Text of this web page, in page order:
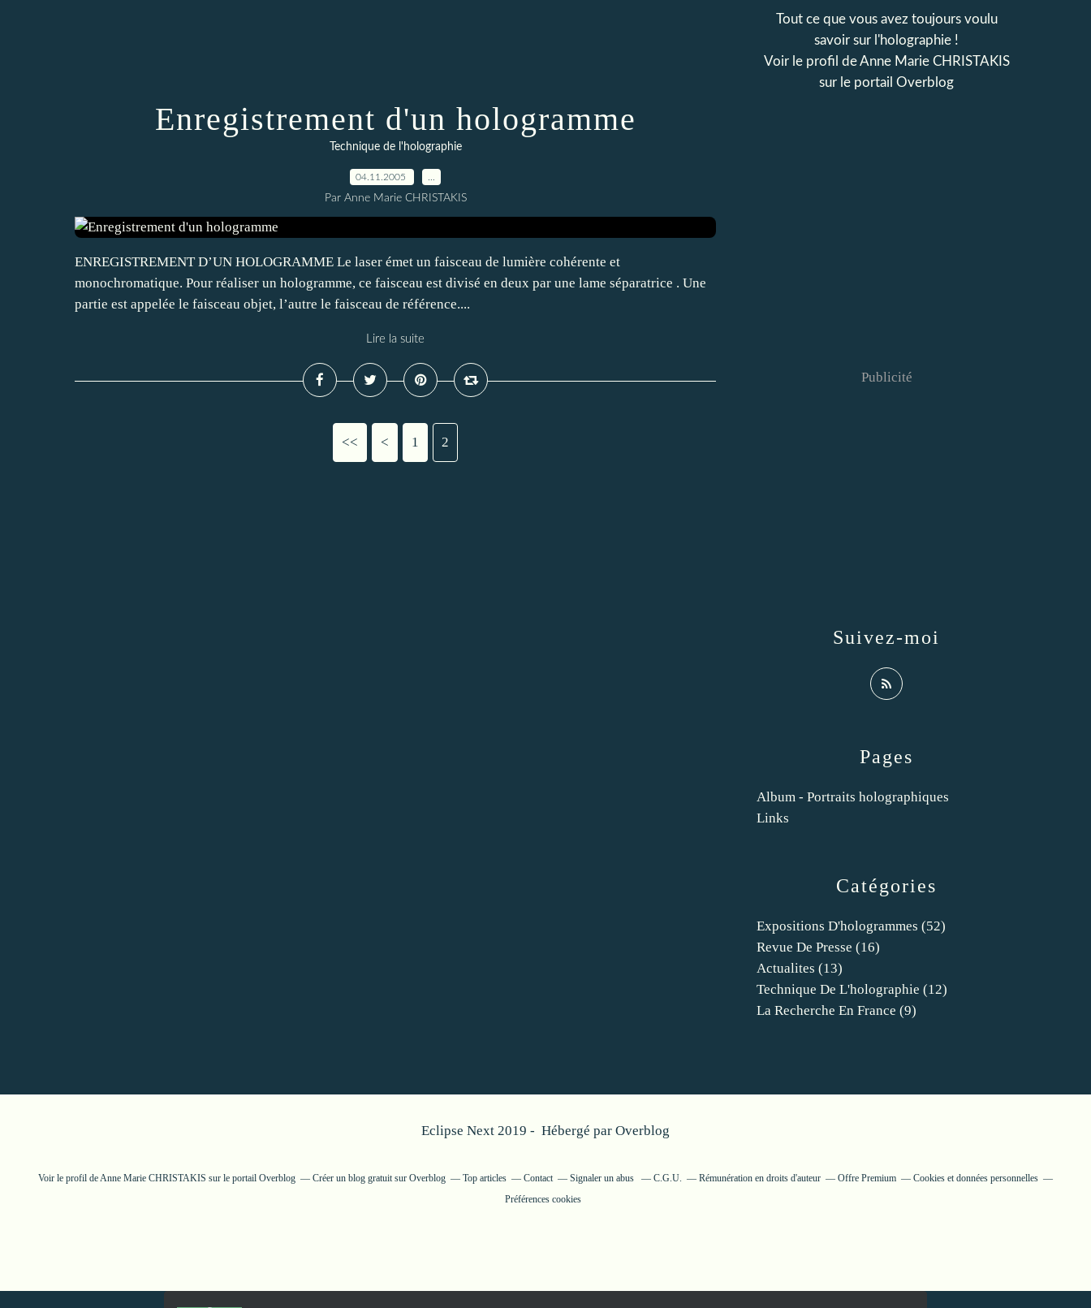
Enregistrement d'un hologramme
Technique de l'holographie
04.11.2005
Par Anne Marie CHRISTAKIS
ENREGISTREMENT D’UN HOLOGRAMME Le laser émet un faisceau de lumière cohérente et
monochromatique. Pour réaliser un hologramme, ce faisceau est divisé en deux par une lame séparatrice . Une
partie est appelée le faisceau objet, l’autre le faisceau de référence....
Lire la suite
<< < 1 2
Catégories
Expositions D'hologrammes (52)
Revue De Presse (16)
Actualites (13)
Technique De L'holographie (12)
La Recherche En France (9)
Pages
Album - Portraits holographiques
Links
Tout ce que vous avez toujours voulu
savoir sur l'holographie !
Voir le profil deAnne Marie CHRISTAKIS
sur le portail Overblog
Suivez-moi
Publicité
Eclipse Next 2019 - Hébergé par Overblog
Voir le profil deAnne Marie CHRISTAKIS sur le portail Overblog Créer un blog gratuit sur Overblog Top articles Contact Signaler un abus C.G.U. Rémunération en droits d'auteur Offre Premium
Cookies et données personnelles
Préférences cookies